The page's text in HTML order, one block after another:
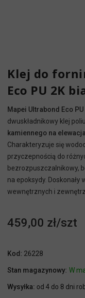
Klej do
Eco PU 2K
Mapei Ultrabond Eco PU
dwuskładnikowy klej
kamiennego na
Charakteryzuje się
przyczepnością do
bezrozpuszczalnikowy,
na epoksydy.
wewnętrznych i
459,00 zł
Kod: 26228
Stan magazynowy: W
Wysyłka: od 4 do 8 dni